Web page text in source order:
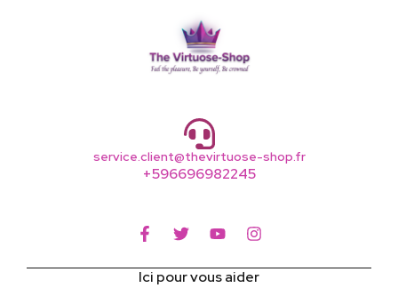
service.client@thevirtuose-shop.fr
+596696982245
Ici pour vous aider